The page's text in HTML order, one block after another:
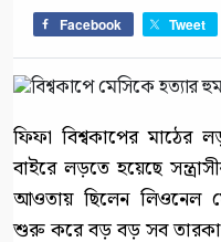
Facebook Tweet
ফিফা বিশ্বকাপের
বাইরে লড়তে হয়েছে
আওতায় ছিলেন লিওনেল
শুরু করে বড় বড় সব